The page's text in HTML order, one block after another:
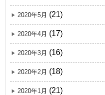
2020年5月 (21)
2020年4月 (17)
2020年3月 (16)
2020年2月 (18)
2020年1月 (21)